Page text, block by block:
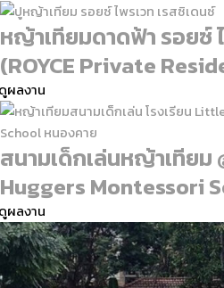
หญ้าเทียมดาดฟ้า รอยซ์
(ROYCE Private
ผลงาน
สนามเด็กเล่นหญ้าเทียม
Huggers Montessori
ผลงาน